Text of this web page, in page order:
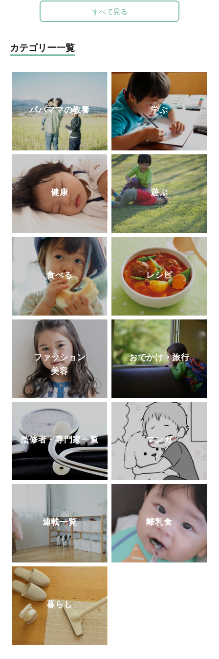
すべて見る
カテゴリー一覧
パパママの教養 学ぶ
健康 遊ぶ
食べる レシピ
ファッション
美容
おでかけ・旅行
監修者・専門家一覧 マンガ
連載一覧 離乳食
暮らし